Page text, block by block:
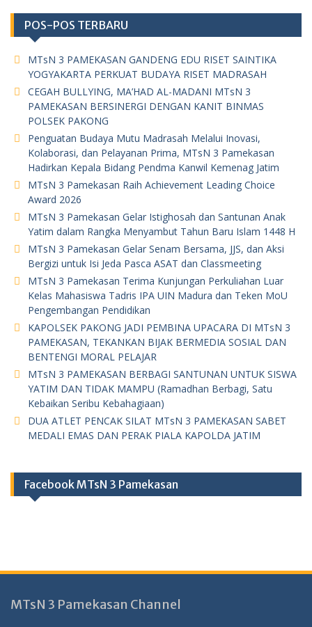
POS-POS TERBARU
MTsN 3 PAMEKASAN GANDENG EDU RISET SAINTIKA
YOGYAKARTA PERKUAT BUDAYA RISET MADRASAH
CEGAH BULLYING, MA’HAD AL-MADANI MTsN 3
PAMEKASAN BERSINERGI DENGAN KANIT BINMAS
POLSEK PAKONG
Penguatan Budaya Mutu Madrasah Melalui Inovasi,
Kolaborasi, dan Pelayanan Prima, MTsN 3 Pamekasan
Hadirkan Kepala Bidang Pendma Kanwil Kemenag Jatim
MTsN 3 Pamekasan Raih Achievement Leading Choice
Award 2026
MTsN 3 Pamekasan Gelar Istighosah dan Santunan Anak
Yatim dalam Rangka Menyambut Tahun Baru Islam 1448 H
MTsN 3 Pamekasan Gelar Senam Bersama, JJS, dan Aksi
Bergizi untuk Isi Jeda Pasca ASAT dan Classmeeting
MTsN 3 Pamekasan Terima Kunjungan Perkuliahan Luar
Kelas Mahasiswa Tadris IPA UIN Madura dan Teken MoU
Pengembangan Pendidikan
KAPOLSEK PAKONG JADI PEMBINA UPACARA DI MTsN 3
PAMEKASAN, TEKANKAN BIJAK BERMEDIA SOSIAL DAN
BENTENGI MORAL PELAJAR
MTsN 3 PAMEKASAN BERBAGI SANTUNAN UNTUK SISWA
YATIM DAN TIDAK MAMPU (Ramadhan Berbagi, Satu
Kebaikan Seribu Kebahagiaan)
DUA ATLET PENCAK SILAT MTsN 3 PAMEKASAN SABET
MEDALI EMAS DAN PERAK PIALA KAPOLDA JATIM
Facebook MTsN 3 Pamekasan
MTsN 3 Pamekasan Channel